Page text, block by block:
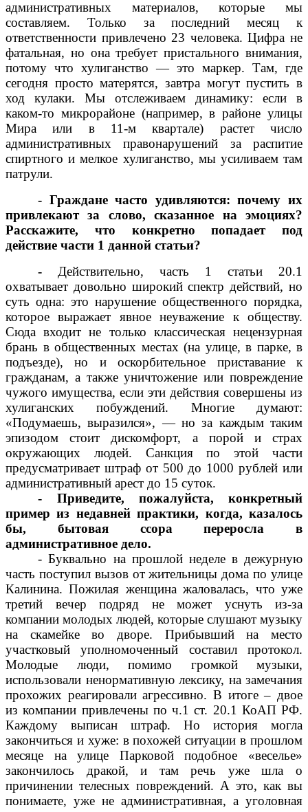
административных материалов, которые мы
составляем. Только за последний месяц к
ответственности привлечено 23 человека. Цифра не
фатальная, но она требует пристального внимания,
потому что хулиганство — это маркер. Там, где
сегодня просто матерятся, завтра могут пустить в
ход кулаки. Мы отслеживаем динамику: если в
каком-то микрорайоне (например, в районе улицы
Мира или в 11-м квартале) растет число
административных правонарушений за распитие
спиртного и мелкое хулиганство, мы усиливаем там
патрули.
- Граждане часто удивляются: почему их
привлекают за слово, сказанное на эмоциях?
Расскажите, что конкретно попадает под
действие части 1 данной статьи?
-Действительно, часть 1 статьи 20.1
охватывает довольно широкий спектр действий, но
суть одна: это нарушение общественного порядка,
которое выражает явное неуважение к обществу.
Сюда входит не только классическая нецензурная
брань в общественных местах (на улице, в парке, в
подъезде), но и оскорбительное приставание к
гражданам, а также уничтожение или повреждение
чужого имущества, если эти действия совершены из
хулиганских побуждений. Многие думают:
«Подумаешь, выразился», — но за каждым таким
эпизодом стоит дискомфорт, а порой и страх
окружающих людей. Санкция по этой части
предусматривает штраф от 500 до 1000 рублей или
административный арест до 15 суток.
- Приведите, пожалуйста, конкретный
пример из недавней практики, когда, казалось
бы, бытовая ссора переросла в
административное дело.
- Буквально на прошлой неделе в дежурную
часть поступил вызов от жительницы дома по улице
Калинина. Пожилая женщина жаловалась, что уже
третий вечер подряд не может уснуть из-за
компании молодых людей, которые слушают музыку
на скамейке во дворе. Прибывший на место
участковый уполномоченный составил протокол.
Молодые люди, помимо громкой музыки,
использовали ненормативную лексику, на замечания
прохожих реагировали агрессивно. В итоге – двое
из компании привлечены по ч.1 ст. 20.1 КоАП РФ.
Каждому выписан штраф. Но история могла
закончиться и хуже: в похожей ситуации в прошлом
месяце на улице Парковой подобное «веселье»
закончилось дракой, и там речь уже шла о
причинении телесных повреждений. А это, как вы
понимаете, уже не административная, а уголовная